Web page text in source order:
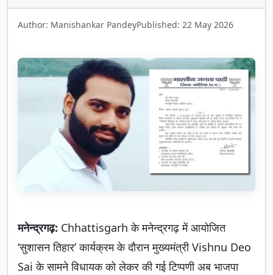
Author: Manishankar PandeyPublished: 22 May 2026
मनेन्द्रगढ़: Chhattisgarh के मनेन्द्रगढ़ में आयोजित
‘सुशासन तिहार’ कार्यक्रम के दौरान मुख्यमंत्री Vishnu Deo
Sai के सामने विधायक को लेकर की गई टिप्पणी अब भाजपा